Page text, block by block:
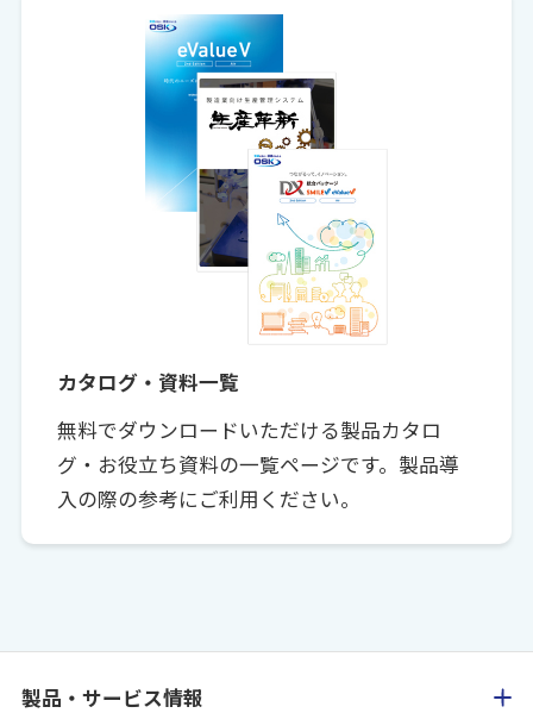
カタログ・資料一覧
無料でダウンロードいただける製品カタロ
グ・お役立ち資料の一覧ページです。製品導
入の際の参考にご利用ください。
製品・サービス情報